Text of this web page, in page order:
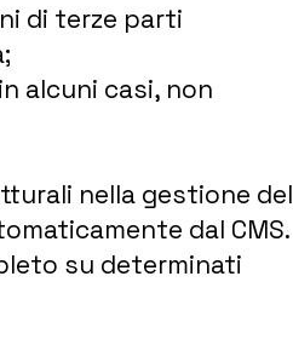
di terze parti
alcuni casi, non
nella gestione del
dal CMS.
su determinati